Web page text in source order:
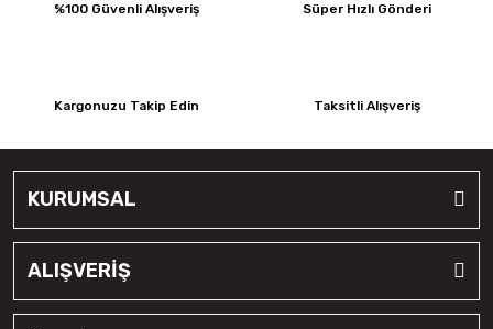
%100 Güvenli Alışveriş Süper Hızlı Gönderi
Kargonuzu Takip Edin Taksitli Alışveriş
KURUMSAL
ALIŞVERİŞ